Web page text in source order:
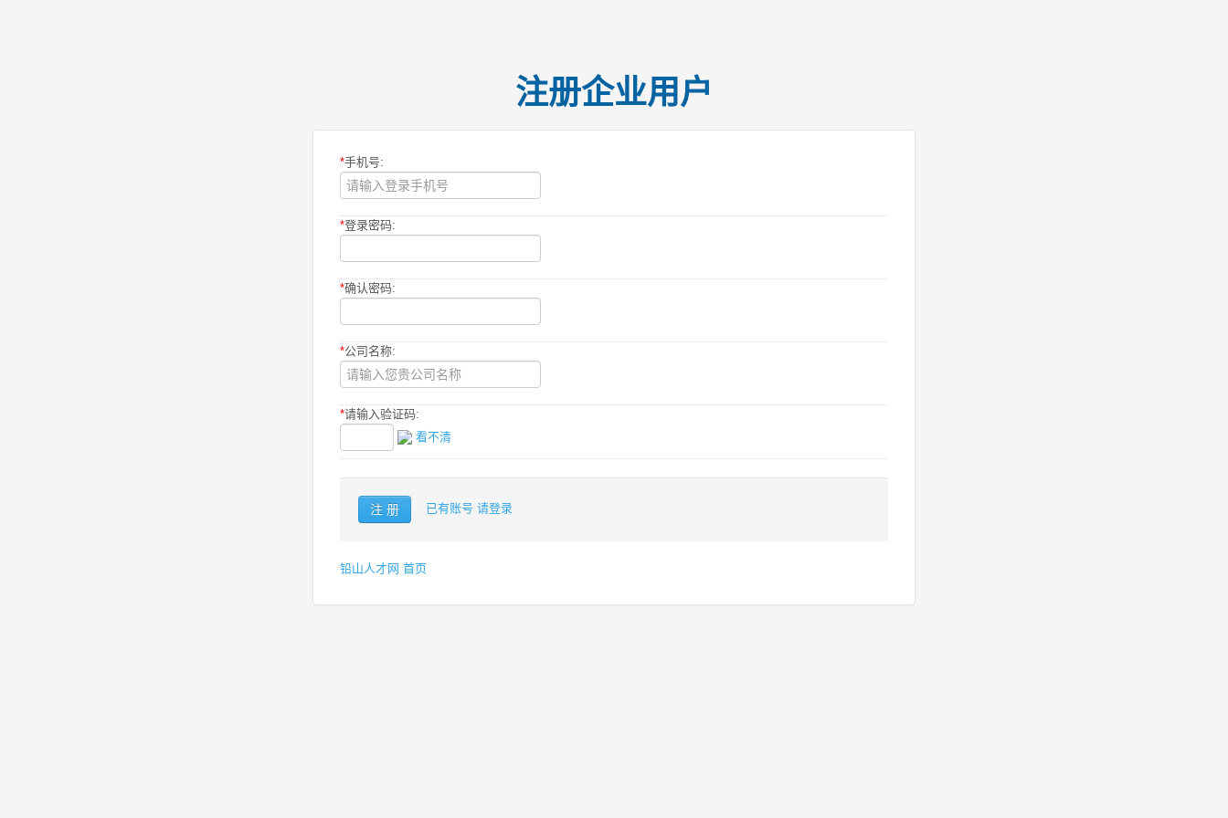
注册企业用户
*手机号:
*登录密码:
*确认密码:
*公司名称:
*请输入验证码:
看不清
已有账号 请登录
铅山人才网 首页